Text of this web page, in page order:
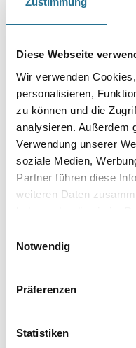
Diese Webseite
Wir verwenden
personalisieren,
zu können und die
analysieren. Außerdem
Verwendung unserer
soziale Medien,
Partner führen diese
weiteren Daten
haben oder die sie im
Notwendig
Präferenzen
Statistiken
NMC Adefix Kleber 310ml
Kleber/Spachtelmasse
u.Verfugungsmater.
3002-000812
Bitte einloggen, um
sehen
- Die Herstellungstechnik
Oberfläche mit genauen
Motivs.
- Gefräste Klebefläche für